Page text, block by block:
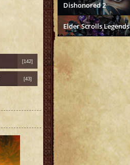
Dishonored 2
Elder Scrolls Legends
[142]
[43]